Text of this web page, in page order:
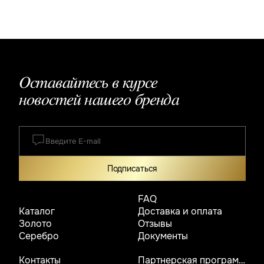
Оставайтесь в курсе
новостей нашего бренда
Подписаться
Каталог
Золото
Серебро
FAQ
Доставка и оплата
Отзывы
Документы
Партнерская программа
Контакты